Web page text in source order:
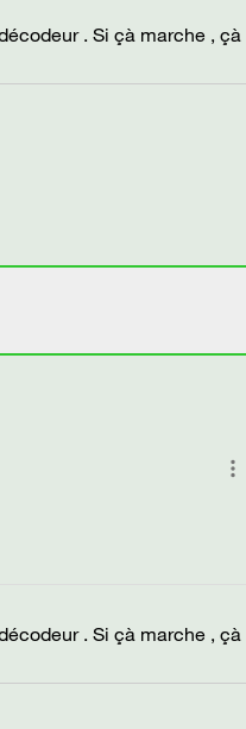
. Si çà marche , çà
. Si çà marche , çà